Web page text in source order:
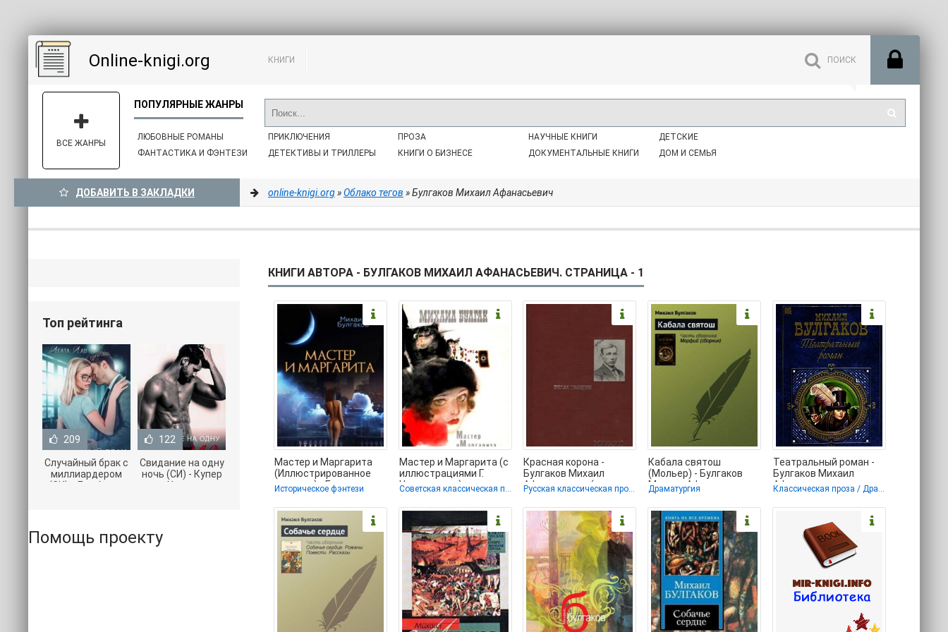
Online-knigi.org КНИГИ
ЛЮБОВНЫЕ РОМАНЫ
ФАНТАСТИКА И ФЭНТЕЗИ
ПРИКЛЮЧЕНИЯ
ДЕТЕКТИВЫ И ТРИЛЛЕРЫ
ПРОЗА
КНИГИ О БИЗНЕСЕ
НАУЧНЫЕ КНИГИ
ДОКУМЕНТАЛЬНЫЕ КНИГИ
ДЕТСКИЕ
ДОМ И СЕМЬЯ
ВСЕ ЖАНРЫ
ДОБАВИТЬ В ЗАКЛАДКИ online-knigi.org»Облако тегов » Булгаков Михаил Афанасьевич
КНИГИ АВТОРА - БУЛГАКОВ МИХАИЛ АФАНАСЬЕВИЧ. СТРАНИЦА - 1
Мастер и Маргарита
(Иллюстрированное
издание) - Булгаков
Михаил Афанасьевич
Историческое фэнтези
Мастер и Маргарита (с
иллюстрациями Г.
Новожилова) -
Советская классическая проза / Социально-философская фантастика
Красная корона -
Булгаков Михаил
Афанасьевич (лучшие
бесплатные книги .TXT,
Русская классическая проза
Кабала святош
(Мольер) - Булгаков
Михаил Афанасьевич
(читать лучшие
читаемые
Драматургия
Театральный роман -
Булгаков Михаил
Афанасьевич
(библиотека книг
бесплатно без
Классическая проза / Драматургия
Топ рейтинга
209
Случайный брак с
миллиардером
(СИ) - Лав Агата
122
Свидание на одну
ночь (СИ) - Купер
Хелен
Помощь проекту